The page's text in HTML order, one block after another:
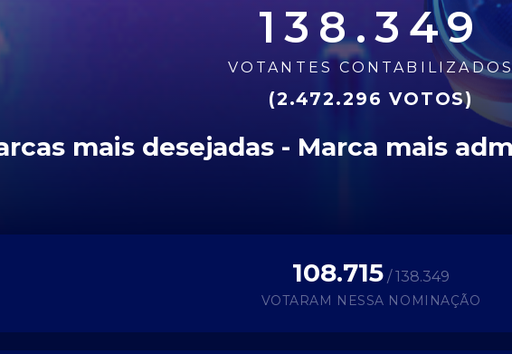
138.349
VOTANTES CONTABILIZADOS
(2.472.296 VOTOS)
108.715 / 138.349
VOTARAM NESSA NOMINAÇÃO